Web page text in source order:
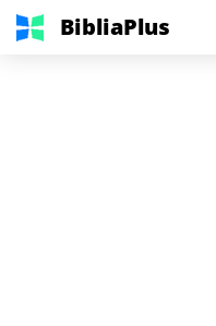
BibliaPlus